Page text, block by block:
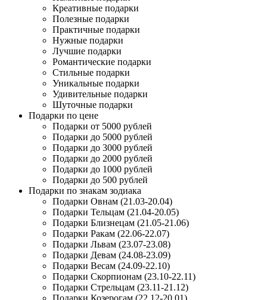
Креативные подарки
Полезные подарки
Практичные подарки
Нужные подарки
Лучшие подарки
Романтические подарки
Стильные подарки
Уникальные подарки
Удивительные подарки
Шуточные подарки
Подарки по цене
Подарки от 5000 рублей
Подарки до 5000 рублей
Подарки до 3000 рублей
Подарки до 2000 рублей
Подарки до 1000 рублей
Подарки до 500 рублей
Подарки по знакам зодиака
Подарки Овнам (21.03-20.04)
Подарки Тельцам (21.04-20.05)
Подарки Близнецам (21.05-21.06)
Подарки Ракам (22.06-22.07)
Подарки Львам (23.07-23.08)
Подарки Девам (24.08-23.09)
Подарки Весам (24.09-22.10)
Подарки Скорпионам (23.10-22.11)
Подарки Стрельцам (23.11-21.12)
Подарки Козерогам (22.12-20.01)